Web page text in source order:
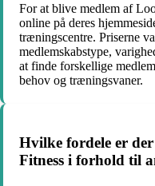
For at blive medlem af
online på deres
træningscentre. Priserne
medlemskabstype,
at finde forskellige
behov og træningsvaner.
Hvilke fordele er
Fitness i forhold til